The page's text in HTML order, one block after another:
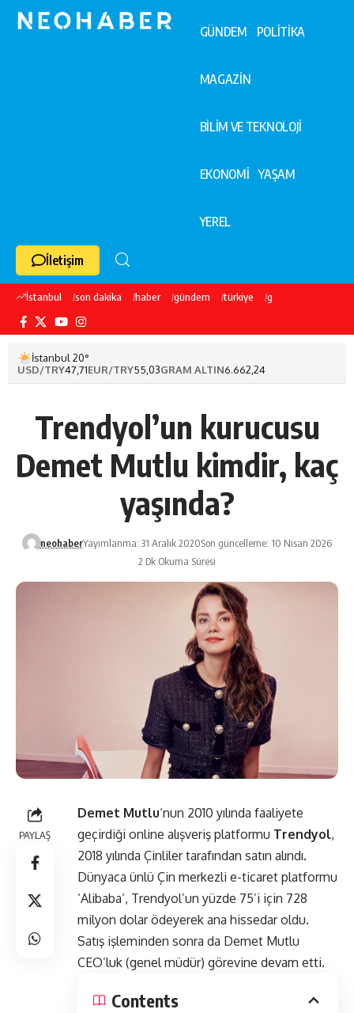
GÜNDEM POLİTİKA
MAGAZİN
BİLİM VE TEKNOLOJİ
EKONOMİ YAŞAM
YEREL
İletişim
İstanbul son dakika haber gündem türkiye galatasaray
İstanbul 20°
USD/TRY47,71EUR/TRY55,03GRAM ALTIN6.662,24
Trendyol’un kurucusu
Demet Mutlu kimdir, kaç
yaşında?
neohaberYayımlanma: 31 Aralık 2020Son güncelleme: 10 Nisan 2026
2 Dk Okuma Süresi
PAYLAŞ
Demet Mutlu‘nun 2010 yılında faaliyete
geçirdiği online alışveriş platformu Trendyol,
2018 yılında Çinliler tarafından satın alındı.
Dünyaca ünlü Çin merkezli e-ticaret platformu
‘Alibaba’, Trendyol’un yüzde 75’i için 728
milyon dolar ödeyerek ana hissedar oldu.
Satış işleminden sonra da Demet Mutlu
CEO’luk (genel müdür) görevine devam etti.
Contents